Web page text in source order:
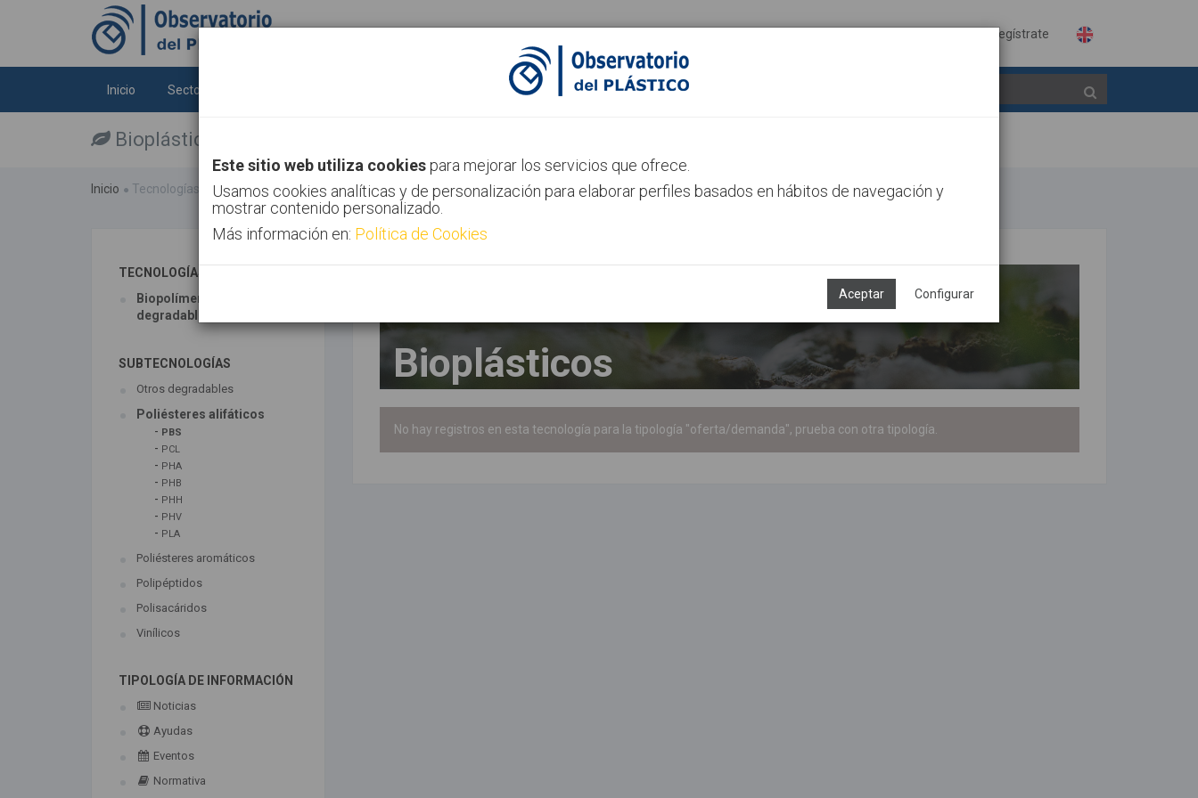
Regístrate
Inicio Sectores Canal AIMPLAS Contacto
Bioplásticos
Inicio Tecnologías Bioplásticos
Este sitio web utiliza cookies para mejorar los servicios que ofrece.
Usamos cookies analíticas y de personalización para elaborar perfiles basados en hábitos de navegación y
mostrar contenido personalizado.
Más información en: Política de Cookies
Aceptar Configurar
TECNOLOGÍAS ASOCIADAS
Biopolímeros y
degradables
SUBTECNOLOGÍAS
Otros degradables
Poliésteres alifáticos
- PBS
- PCL
- PHA
- PHB
- PHH
- PHV
- PLA
Poliésteres aromáticos
Polipéptidos
Polisacáridos
Vinílicos
TIPOLOGÍA DE INFORMACIÓN
Noticias
Ayudas
Eventos
Normativa
Bioplásticos
No hay registros en esta tecnología para la tipología "oferta/demanda", prueba con otra tipología.